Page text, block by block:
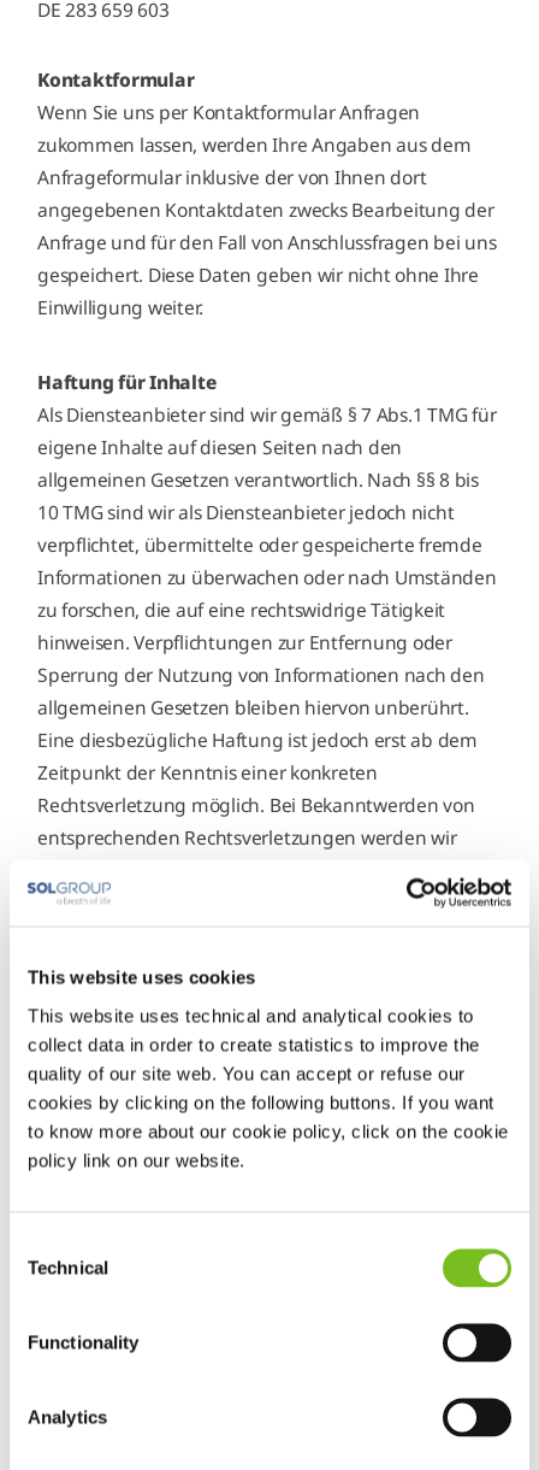
This website uses cookies
This website uses technical and analytical cookies to
collect data in order to create statistics to improve the
quality of our site web. You can accept or refuse our
cookies by clicking on the following buttons. If you want
to know more about our cookie policy, click on the cookie
policy link on our website.
Selection
Technical
Functionality
Analytics
DE 283 659 603
Kontaktformular
Wenn Sie uns per Kontaktformular Anfragen
zukommen lassen, werden Ihre Angaben aus dem
Anfrageformular inklusive der von Ihnen dort
angegebenen Kontaktdaten zwecks Bearbeitung der
Anfrage und für den Fall von Anschlussfragen bei uns
gespeichert. Diese Daten geben wir nicht ohne Ihre
Einwilligung weiter.
Haftung für Inhalte
Als Diensteanbieter sind wir gemäß § 7 Abs.1 TMG für
eigene Inhalte auf diesen Seiten nach den
allgemeinen Gesetzen verantwortlich. Nach §§ 8 bis
10 TMG sind wir als Diensteanbieter jedoch nicht
verpflichtet, übermittelte oder gespeicherte fremde
Informationen zu überwachen oder nach Umständen
zu forschen, die auf eine rechtswidrige Tätigkeit
hinweisen. Verpflichtungen zur Entfernung oder
Sperrung der Nutzung von Informationen nach den
allgemeinen Gesetzen bleiben hiervon unberührt.
Eine diesbezügliche Haftung ist jedoch erst ab dem
Zeitpunkt der Kenntnis einer konkreten
Rechtsverletzung möglich. Bei Bekanntwerden von
entsprechenden Rechtsverletzungen werden wir
unabhängig vom Geschlecht nur die männliche
Formulierungsform gewählt. Damit soll aber jedes
Geschlecht ausdrücklich mit einbezogen sein.
Haftung für Links
Unser Angebot enthält Links zu externen Webseiten
verlinkten Seiten ist stets der jeweilige Anbieter oder
Seiten wurden zum Zeitpunkt der Verlinkung auf
Inhalte waren zum Zeitpunkt der Verlinkung nicht
erkennbar. Eine permanente inhaltliche Kontrolle der